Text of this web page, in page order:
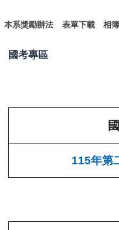
本系獎勵辦法 表單下載 相簿
國考專區
115年第